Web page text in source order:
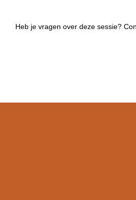
Heb je vragen over deze sessie?